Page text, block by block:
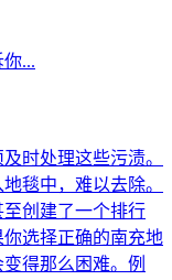
...
时处理这些污渍。
毯中，难以去除。
创建了一个排行
选择正确的南充地
得那么困难。例